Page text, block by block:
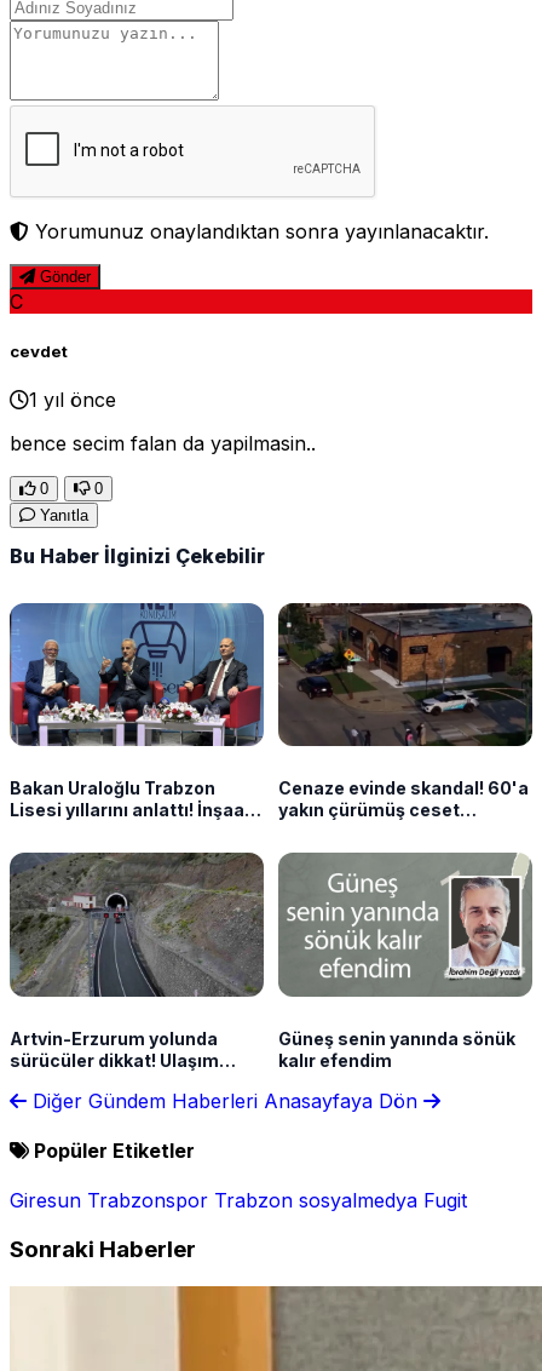
Yorumunuz onaylandıktan sonra yayınlanacaktır.
Gönder
C
cevdet
1 yıl önce
bence secim falan da yapilmasin..
0
0
Yanıtla
Bu Haber İlginizi Çekebilir
Bakan Uraloğlu Trabzon
Lisesi yıllarını anlattı! İnşaat
Cenaze evinde skandal! 60'a
yakın çürümüş ceset
Artvin-Erzurum yolunda
sürücüler dikkat! Ulaşım
Güneş senin yanında sönük
kalır efendim
Diğer Gündem Haberleri Anasayfaya Dön
Popüler Etiketler
Giresun Trabzonspor Trabzon sosyalmedya Fugit
Sonraki Haberler